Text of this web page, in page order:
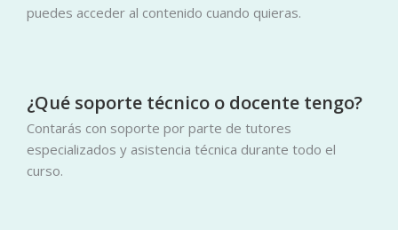
puedes acceder al contenido cuando quieras.
¿Qué soporte técnico o docente tengo?
Contarás con soporte por parte de tutores
especializados y asistencia técnica durante todo el
curso.